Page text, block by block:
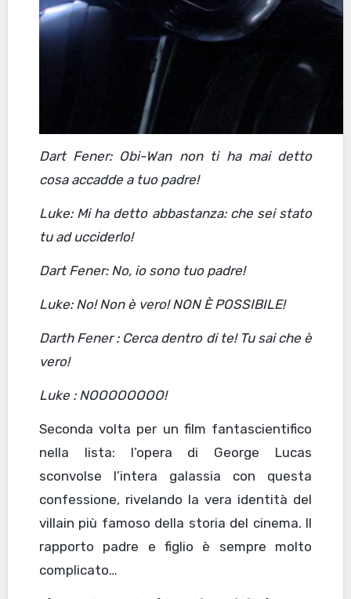
Dart Fener: Obi-Wan non ti ha mai detto
cosa accadde a tuo padre!
Luke: Mi ha detto abbastanza: che sei stato
tu ad ucciderlo!
Dart Fener: No, io sono tuo padre!
Luke: No! Non è vero! NON È POSSIBILE!
Darth Fener : Cerca dentro di te! Tu sai che è
vero!
Luke : NOOOOOOOO!
Seconda volta per un film fantascientifico
nella lista: l’opera di George Lucas
sconvolse l’intera galassia con questa
confessione, rivelando la vera identità del
villain più famoso della storia del cinema. Il
rapporto padre e figlio è sempre molto
complicato…